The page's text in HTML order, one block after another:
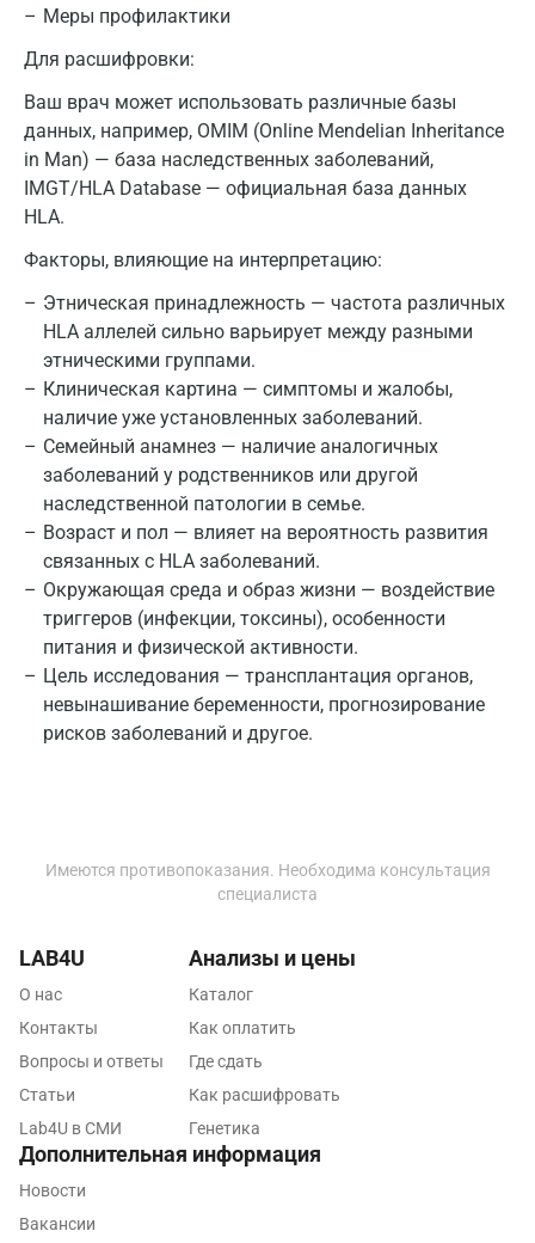
Меры профилактики
Для расшифровки:
Ваш врач может использовать различные базы
данных, например, OMIM (Online Mendelian Inheritance
in Man) — база наследственных заболеваний,
IMGT/HLA Database — официальная база данных
HLA.
Факторы, влияющие на интерпретацию:
Этническая принадлежность — частота различных
HLA аллелей сильно варьирует между разными
этническими группами.
Клиническая картина — симптомы и жалобы,
наличие уже установленных заболеваний.
Семейный анамнез — наличие аналогичных
заболеваний у родственников или другой
наследственной патологии в семье.
Возраст и пол — влияет на вероятность развития
связанных с HLA заболеваний.
Окружающая среда и образ жизни — воздействие
триггеров (инфекции, токсины), особенности
питания и физической активности.
Цель исследования — трансплантация органов,
невынашивание беременности, прогнозирование
рисков заболеваний и другое.
Коломна
Королев
Кострома
Котельники
Краснодар
Красноярск
Лабинск
Липецк
Лобня
Люберцы
Майкоп
Мурино
Мурманск
Мытищи
Новокузнецк
Новороссийск
Обнинск
Одинцово
Омск
Имеются противопоказания. Необходима консультация
специалиста
LAB4U
О нас
Контакты
Вопросы и ответы
Статьи
Lab4U в СМИ
Анализы и цены
Каталог
Как оплатить
Где сдать
Как расшифровать
Генетика
Дополнительная информация
Новости
Вакансии